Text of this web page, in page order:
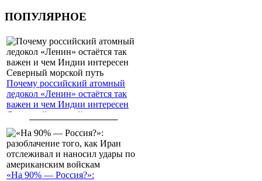
ПОПУЛЯРНОЕ
Почему российский атомный
ледокол «Ленин» остаётся так
важен и чем Индии интересен
Северный морской путь
«На 90% — Россия?»: